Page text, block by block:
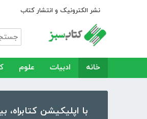
نشر الکترونیک و انتشار کتاب
خانه ادبیات علوم
با اپلیکیشن کتابراه، بیش از ۵۰،۰۰۰ کتاب، کتاب صوتی و رمان را در موبایل و